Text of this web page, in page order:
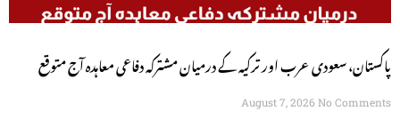
پاکستان، سعودی عرب اور ترکیہ کے درمیان مشترکہ دفاعی معاہدہ آج متوقع
August 7, 2026 No Comments